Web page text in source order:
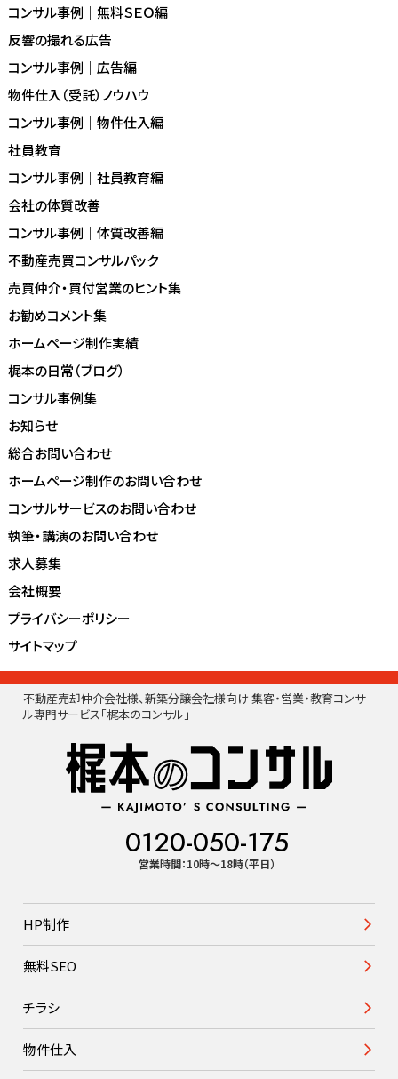
コンサル事例｜無料ＳＥＯ編
反響の撮れる広告
コンサル事例｜広告編
物件仕入（受託）ノウハウ
コンサル事例｜物件仕入編
社員教育
コンサル事例｜社員教育編
会社の体質改善
コンサル事例｜体質改善編
不動産売買コンサルパック
売買仲介・買付営業のヒント集
お勧めコメント集
ホームページ制作実績
梶本の日常（ブログ）
コンサル事例集
お知らせ
総合お問い合わせ
ホームページ制作のお問い合わせ
コンサルサービスのお問い合わせ
執筆・講演のお問い合わせ
求人募集
会社概要
プライバシーポリシー
サイトマップ
不動産売却仲介会社様、新築分譲会社様向け 集客・営業・教育コンサ
ル専門サービス「梶本のコンサル」
0120-050-175
営業時間：10時〜18時（平日）
HP制作
無料SEO
チラシ
物件仕入